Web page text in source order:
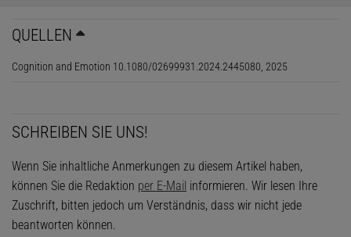
Das könnte Sie auch interessieren:
Einsamkeit
QUELLEN
Cognition and Emotion 10.1080/02699931.2024.2445080, 2025
SCHREIBEN SIE UNS!
Wenn Sie inhaltliche Anmerkungen zu diesem Artikel haben,
können Sie die Redaktion per E-Mail informieren. Wir lesen Ihre
Zuschrift, bitten jedoch um Verständnis, dass wir nicht jede
beantworten können.